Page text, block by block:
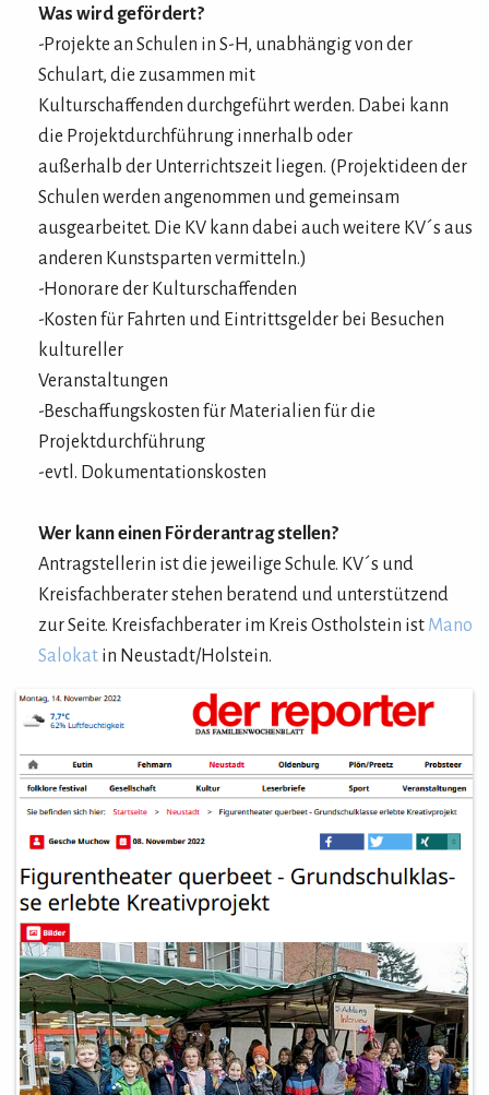
Was wird gefördert?
-Projekte an Schulen in S- H, unabhängig von der
Schulart, die zusammen mit
Kulturschaffenden durchgeführt werden. Dabei kann
die Projektdurchführung innerhalb oder
außerhalb der Unterrichtszeit liegen. (Projektideen der
Schulen werden angenommen und gemeinsam
ausgearbeitet. Die KV kann dabei auch weitere KV´s aus
anderen Kunstsparten vermitteln.)
-Honorare der Kulturschaffenden
-Kosten für Fahrten und Eintrittsgelder bei Besuchen
kultureller
Veranstaltungen
-Beschaffungskosten für Materialien für die
Projektdurchführung
-evtl. Dokumentationskosten
Wer kann einen Förderantrag stellen?
Antragstellerin ist die jeweilige Schule. KV´s und
Kreisfachberater stehen beratend und unterstützend
zur Seite. Kreisfachberater im Kreis Ostholstein ist Mano
Salokat in Neustadt/Holstein.